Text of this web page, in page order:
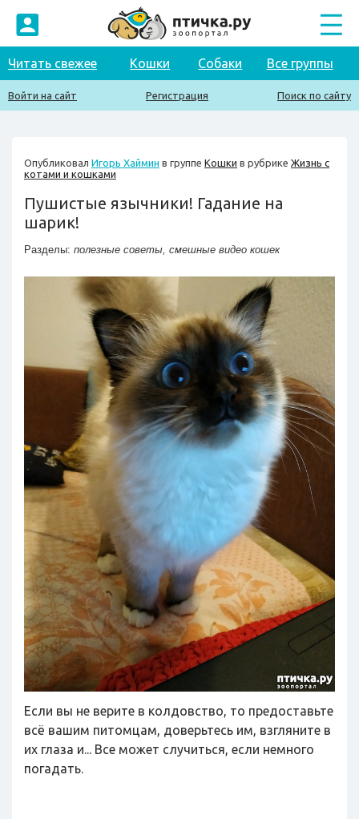
Читать свежее Кошки Собаки Все группы
Войти на сайт Регистрация Поиск по сайту
Опубликовал Игорь Хаймин в группе Кошки в рубрике Жизнь с
котами и кошками
Пушистые язычники! Гадание на
шарик!
Разделы: полезные советы, смешные видео кошек
Если вы не верите в колдовство, то предоставьте
всё вашим питомцам, доверьтесь им, взгляните в
их глаза и... Все может случиться, если немного
погадать.